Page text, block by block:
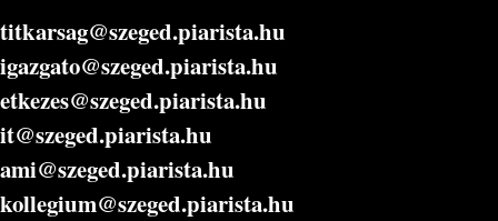
titkarsag@szeged.piarista.hu
igazgato@szeged.piarista.hu
etkezes@szeged.piarista.hu
it@szeged.piarista.hu
ami@szeged.piarista.hu
kollegium@szeged.piarista.hu